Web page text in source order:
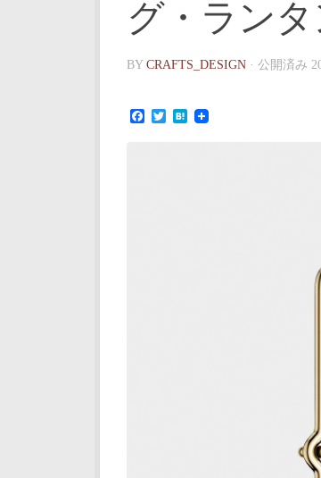
グ・ランタ
BY CRAFTS_DESIGN · 公開済み
Facebook
TwitterHatena